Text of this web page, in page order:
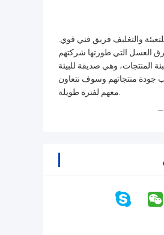
والتغليف فريق فني قوي.
العسل التي طورتها شركتهم
المنتجات، وهي صديقة للبيئة
جودة منتجاتهم وسوف نتعاون
معهم لفترة طويلة.